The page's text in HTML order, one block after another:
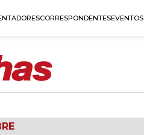
CORRESPONDENTESEVENTOS